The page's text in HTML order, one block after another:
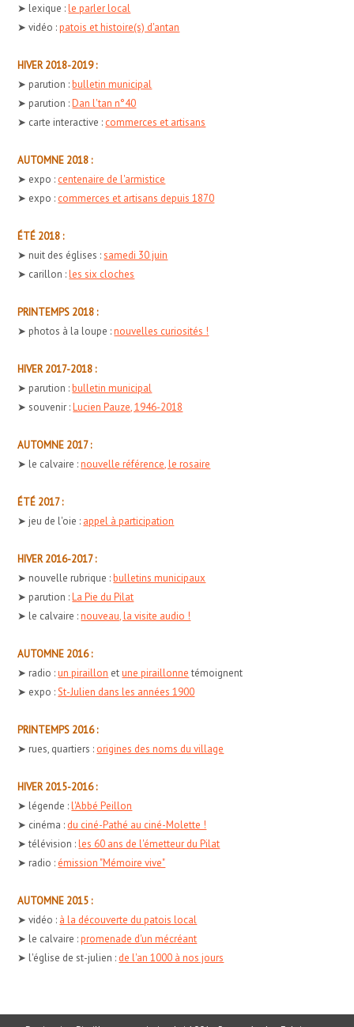
➤ lexique :le parler local
➤ vidéo :patois et histoire(s) d'antan
HIVER 2018-2019 :
➤ parution :bulletin municipal
➤ parution :Dan l'tan n°40
➤ carte interactive : commerces et artisans
AUTOMNE 2018 :
➤ expo : centenaire de l'armistice
➤ expo : commerces et artisans depuis 1870
ÉTÉ 2018 :
➤ nuit des églises :samedi 30 juin
➤ carillon :les six cloches
PRINTEMPS 2018 :
➤ photos à la loupe :nouvelles curiosités !
HIVER 2017-2018 :
➤ parution :bulletin municipal
➤ souvenir :Lucien Pauze, 1946-2018
AUTOMNE 2017 :
➤ le calvaire :nouvelle référence, le rosaire
ÉTÉ 2017 :
➤ jeu de l'oie : appel à participation
HIVER 2016-2017 :
➤ nouvelle rubrique :bulletins municipaux
➤ parution :La Pie du Pilat
➤ le calvaire :nouveau, la visite audio !
AUTOMNE 2016 :
➤ radio :un piraillon etune piraillonne témoignent
➤ expo :St-Julien dans les années 1900
PRINTEMPS 2016 :
➤ rues, quartiers : origines des noms du village
HIVER 2015-2016 :
➤ légende :l'Abbé Peillon
➤ cinéma : du ciné-Pathé au ciné-Molette !
➤ télévision :les 60 ans de l'émetteur du Pilat
➤ radio : émission "Mémoire vive"
AUTOMNE 2015 :
➤ vidéo : à la découverte du patois local
➤ le calvaire :promenade d'un mécréant
➤ l'église de st-julien : de l'an 1000 à nos jours